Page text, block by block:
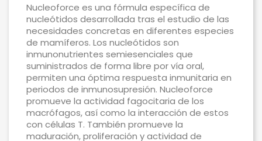
Nucleoforce es una fórmula específica de
nucleótidos desarrollada tras el estudio de las
necesidades concretas en diferentes especies
de mamíferos. Los nucleótidos son
inmunonutrientes semiesenciales que
suministrados de forma libre por vía oral,
permiten una óptima respuesta inmunitaria en
periodos de inmunosupresión. Nucleoforce
promueve la actividad fagocitaria de los
macrófagos, así como la interacción de estos
con células T. También promueve la
maduración, proliferación y actividad de